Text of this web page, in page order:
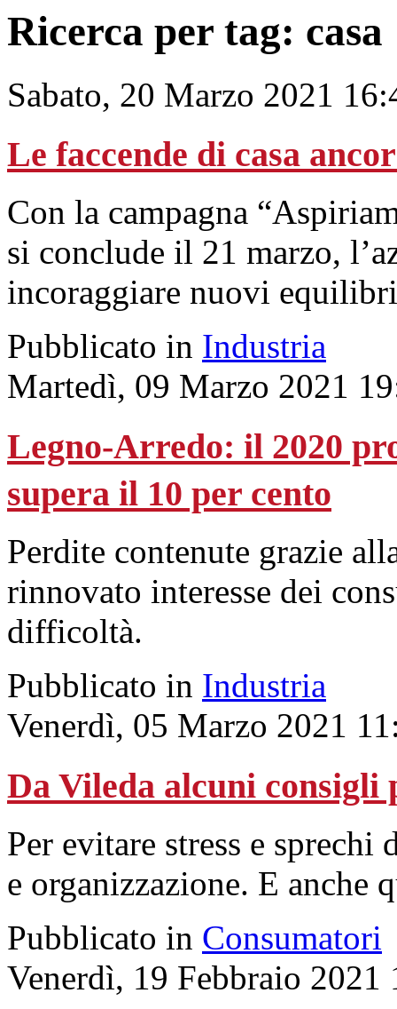
Ricerca per tag: casa
Sabato, 20 Marzo 2021
Le faccende di casa
Con la campagna
si conclude il 21 marzo,
incoraggiare nuovi
Pubblicato in Industria
Martedì, 09 Marzo 2021
Legno-Arredo: il 2020
supera il 10 per cento
Perdite contenute grazie
rinnovato interesse dei
difficoltà.
Pubblicato in Industria
Venerdì, 05 Marzo 2021
Da Vileda alcuni consigli
Per evitare stress e sprechi
e organizzazione. E anche
Pubblicato in Consumatori
Venerdì, 19 Febbraio 2021